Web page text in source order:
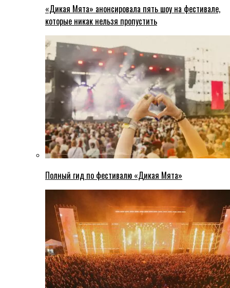
«Дикая Мята» анонсировала пять шоу на фестивале,
которые никак нельзя пропустить
Полный гид по фестивалю «Дикая Мята»